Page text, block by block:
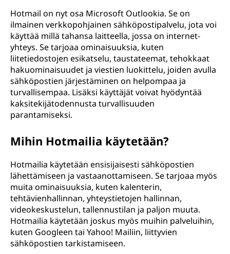
Hotmail on nyt osa Microsoft Outlookia. Se on
ilmainen verkkopohjainen sähköpostipalvelu, jota voi
käyttää millä tahansa laitteella, jossa on internet-
yhteys. Se tarjoaa ominaisuuksia, kuten
liitetiedostojen esikatselu, taustateemat, tehokkaat
hakuominaisuudet ja viestien luokittelu, joiden avulla
sähköpostien järjestäminen on helpompaa ja
turvallisempaa. Lisäksi käyttäjät voivat hyödyntää
kaksitekijätodennusta turvallisuuden
parantamiseksi.
Mihin Hotmailia käytetään?
Hotmailia käytetään ensisijaisesti sähköpostien
lähettämiseen ja vastaanottamiseen. Se tarjoaa myös
muita ominaisuuksia, kuten kalenterin,
tehtävienhallinnan, yhteystietojen hallinnan,
videokeskustelun, tallennustilan ja paljon muuta.
Hotmailia käytetään joskus myös muihin palveluihin,
kuten Googleen tai Yahoo! Mailiin, liittyvien
sähköpostien tarkistamiseen.